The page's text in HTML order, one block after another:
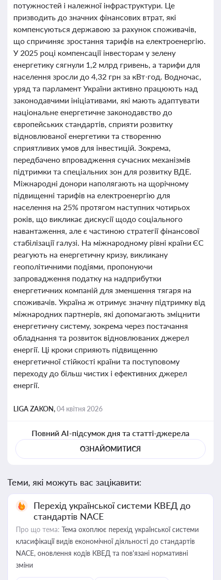
потужностей і належної інфраструктури. Це
призводить до значних фінансових втрат, які
компенсуються державою за рахунок споживачів,
що спричиняє зростання тарифів на електроенергію.
У 2025 році компенсації інвесторам у зелену
енергетику сягнули 1,2 млрд гривень, а тарифи для
населення зросли до 4,32 грн за кВт·год. Водночас,
уряд та парламент України активно працюють над
законодавчими ініціативами, які мають адаптувати
національне енергетичне законодавство до
європейських стандартів, сприяти розвитку
відновлюваної енергетики та створенню
сприятливих умов для інвестицій. Зокрема,
передбачено впровадження сучасних механізмів
підтримки та спеціальних зон для розвитку ВДЕ.
Міжнародні донори наполягають на щорічному
підвищенні тарифів на електроенергію для
населення на 25% протягом наступних чотирьох
років, що викликає дискусії щодо соціального
навантаження, але є частиною стратегії фінансової
стабілізації галузі. На міжнародному рівні країни ЄС
реагують на енергетичну кризу, викликану
геополітичними подіями, пропонуючи
запровадження податку на надприбутки
енергетичних компаній для зменшення тягаря на
споживачів. Україна ж отримує значну підтримку від
міжнародних партнерів, які допомагають зміцнити
енергетичну систему, зокрема через постачання
обладнання та розвиток відновлюваних джерел
енергії. Ці кроки сприяють підвищенню
енергетичної стійкості країни та поступовому
переходу до більш чистих і ефективних джерел
енергії.
LIGA ZAKON,04 квітня 2026
Повний AI-підсумок дня та статті-джерела
ОЗНАЙОМИТИСЯ
Теми, які можуть вас зацікавити:
Перехід української системи КВЕД до
стандартів NACE
Про що тема: Тема охоплює перехід української системи
класифікації видів економічної діяльності до стандартів
NACE, оновлення кодів КВЕД та пов'язані нормативні
зміни